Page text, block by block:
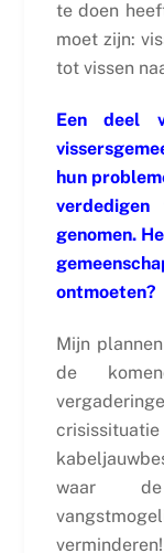
te doen
moet zijn:
tot vissen
Een deel
hun
genomen.
ontmoeten?
Mijn
de
waar